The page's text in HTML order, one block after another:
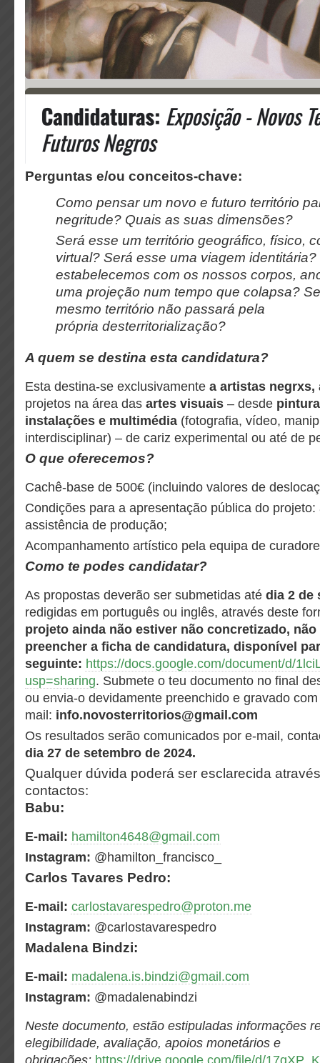
Perguntas e/ou conceitos-chave:
Como pensar um novo e futuro território
negritude? Quais as suas dimensões?
Será esse um território geográfico, físico,
virtual? Será esse uma viagem
estabelecemos com os nossos corpos,
uma projeção num tempo que colapsa?
mesmo território não passará pela
própria desterritorialização?
A quem se destina esta candidatura?
Esta destina-se exclusivamente a artistas negrxs,
projetos na área das artes visuais – desde
instalações e multimédia (fotografia, vídeo,
interdisciplinar) – de cariz experimental ou até de
O que oferecemos?
Cachê-base de 500€ (incluindo valores de
Condições para a apresentação pública do
assistência de produção;
Acompanhamento artístico pela equipa de
Como te podes candidatar?
As propostas deverão ser submetidas até dia 2 de
redigidas em português ou inglês, através deste
projeto ainda não estiver não concretizado, não
preencher a ficha de candidatura, disponível
seguinte: https://docs.google.com/document/d/
usp=sharing. Submete o teu documento no final
ou envia-o devidamente preenchido e gravado
mail: info.novosterritorios@gmail.com
Os resultados serão comunicados por e-mail,
dia 27 de setembro de 2024.
Qualquer dúvida poderá ser esclarecida
contactos:
Babu:
E-mail: hamilton4648@gmail.com
Instagram: @hamilton_francisco_
Carlos Tavares Pedro:
E-mail: carlostavarespedro@proton.me
Instagram: @carlostavarespedro
Madalena Bindzi:
E-mail: madalena.is.bindzi@gmail.com
Instagram: @madalenabindzi
Neste documento, estão estipuladas informações
elegibilidade, avaliação, apoios monetários e
obrigações: https://drive.google.com/file/d/